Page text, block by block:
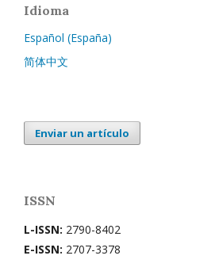
Idioma
Español (España)
简体中文
Enviar un artículo
ISSN
L-ISSN: 2790-8402
E-ISSN: 2707-3378